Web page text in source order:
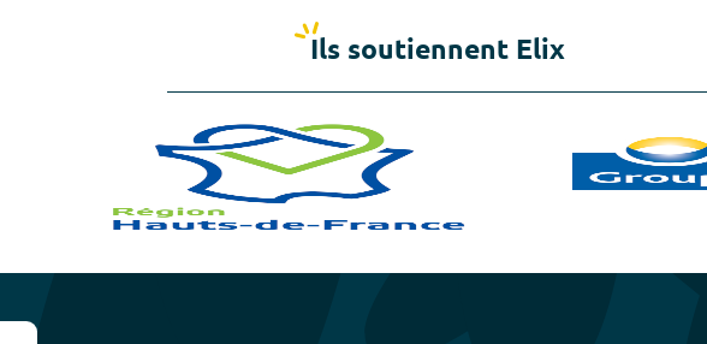
Ils soutiennent Elix